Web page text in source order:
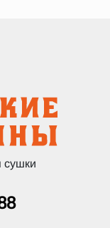
сушки